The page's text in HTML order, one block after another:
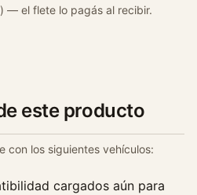
— el flete lo pagás al recibir.
este producto
con los siguientes vehículos:
cargados aún para